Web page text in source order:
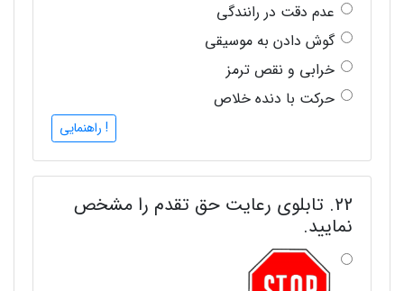
عدم دقت در رانندگی
گوش دادن به موسیقی
خرابی و نقص ترمز
حرکت با دنده خلاص
! راهنمایی
22. تابلوی رعایت حق تقدم را مشخص
نمایید.